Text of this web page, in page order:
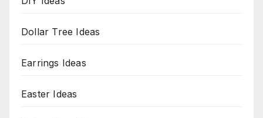
Dollar Tree Ideas
Earrings Ideas
Easter Ideas